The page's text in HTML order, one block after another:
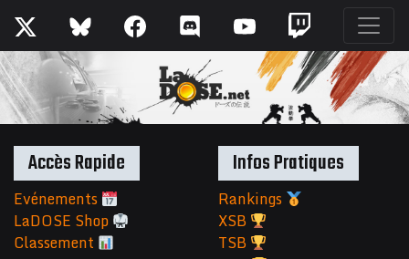
Accès Rapide
Evénements
LaDOSE Shop
Classement
Infos Pratiques
Rankings
XSB
TSB